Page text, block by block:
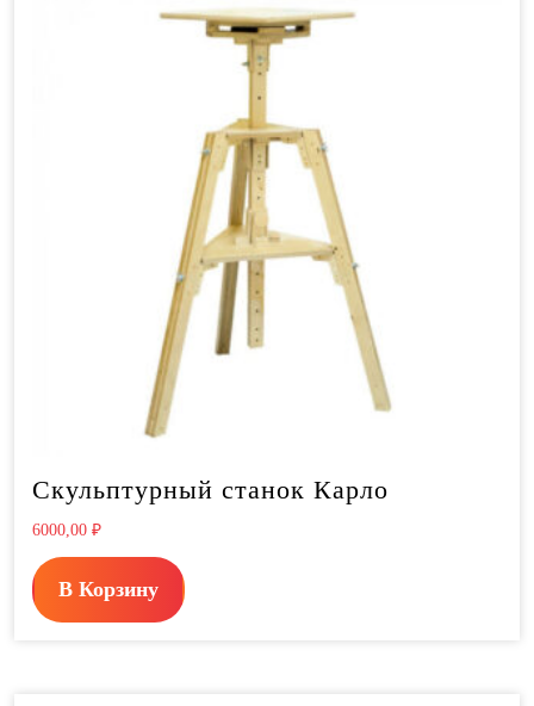
Скульптурный станок Карло
6000,00 ₽
В Корзину